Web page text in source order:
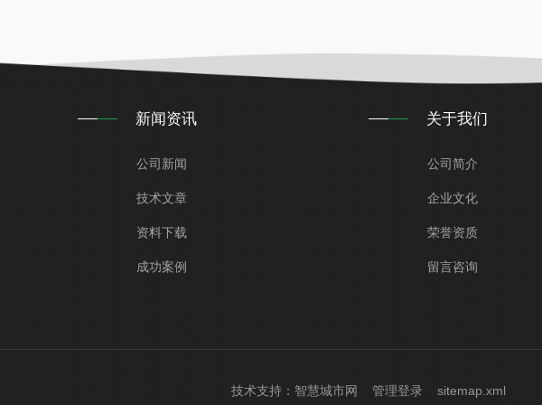
新闻资讯
公司新闻
技术文章
资料下载
成功案例
关于我们
公司简介
企业文化
荣誉资质
留言咨询
技术支持： 智慧城市网 管理登录 sitemap.xml